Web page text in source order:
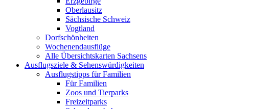
Oberlausitz
Sächsische Schweiz
Vogtland
Dorfschönheiten
Wochenendausflüge
Alle Übersichtskarten Sachsens
Ausflugsziele & Sehenswürdigkeiten
Ausflugstipps für Familien
Für Familien
Zoos und Tierparks
Freizeitparks